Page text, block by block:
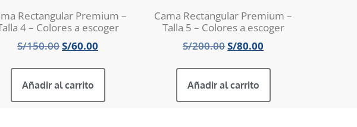
Rectangular Premium –
4 – Colores a escoger
S/150.00S/60.00
Añadir al carrito
Cama Rectangular Premium –
Talla 5 – Colores a escoger
S/200.00S/80.00
Añadir al carrito